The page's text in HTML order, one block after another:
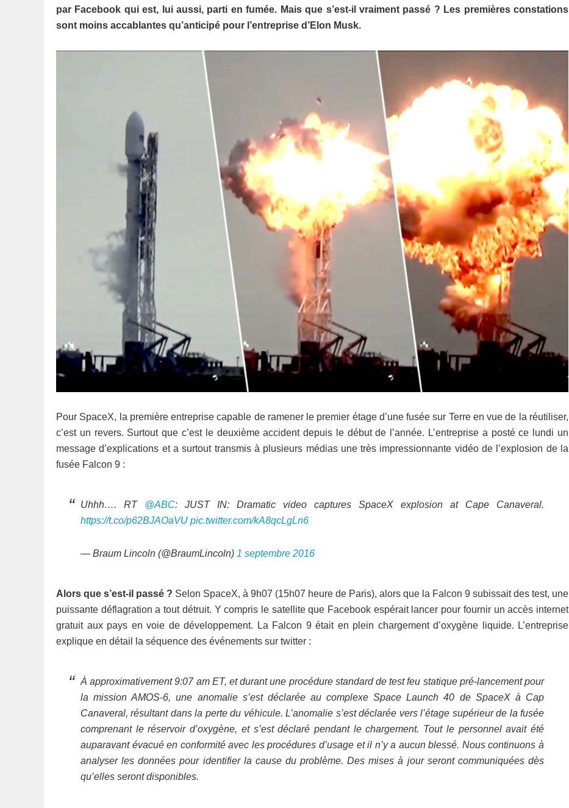
par Facebook qui est, lui aussi, parti en fumée. Mais que s’est-il vraiment passé ? Les premières constations
sont moins accablantes qu’anticipé pour l’entreprise d’Elon Musk.
Pour SpaceX, la première entreprise capable de ramener le premier étage d’une fusée sur Terre en vue de la réutiliser,
c’est un revers. Surtout que c’est le deuxième accident depuis le début de l’année. L’entreprise a posté ce lundi un
message d’explications et a surtout transmis à plusieurs médias une très impressionnante vidéo de l’explosion de la
fusée Falcon 9 :
Uhhh…. RT @ABC: JUST IN: Dramatic video captures SpaceX explosion at Cape Canaveral.
https://t.co/p62BJAOaVU pic.twitter.com/kA8qcLgLn6
— Braum Lincoln (@BraumLincoln) 1 septembre 2016
Alors que s’est-il passé ? Selon SpaceX, à 9h07 (15h07 heure de Paris), alors que la Falcon 9 subissait des test, une
puissante déflagration a tout détruit. Y compris le satellite que Facebook espérait lancer pour fournir un accès internet
gratuit aux pays en voie de développement. La Falcon 9 était en plein chargement d’oxygène liquide. L’entreprise
explique en détail la séquence des événements sur twitter :
À approximativement 9:07 am ET, et durant une procédure standard de test feu statique pré-lancement pour
la mission AMOS-6, une anomalie s’est déclarée au complexe Space Launch 40 de SpaceX à Cap
Canaveral, résultant dans la perte du véhicule. L’anomalie s’est déclarée vers l’étage supérieur de la fusée
comprenant le réservoir d’oxygène, et s’est déclaré pendant le chargement. Tout le personnel avait été
auparavant évacué en conformité avec les procédures d’usage et il n’y a aucun blessé. Nous continuons à
analyser les données pour identifier la cause du problème. Des mises à jour seront communiquées dès
qu’elles seront disponibles.